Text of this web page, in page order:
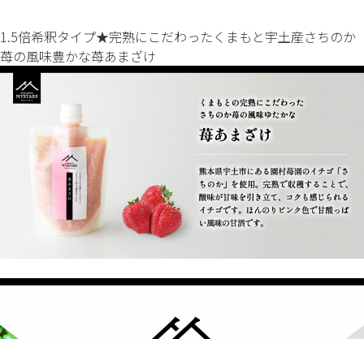
1.5倍希釈タイプ★完熟にこだわったくまもと宇土産さちのか
苺の風味豊かな苺あまざけ